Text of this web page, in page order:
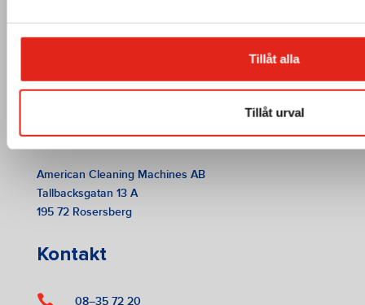
Tillåt alla
Tillåt urval
American Cleaning Machines AB
Tallbacksgatan 13 A
195 72 Rosersberg
Kontakt
 08–35 72 20